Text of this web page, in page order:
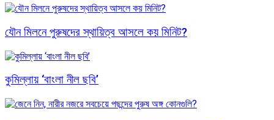
যৌন মিলনে পুরুষদের স্থায়িত্ব আসলে কয় মিনিট?
কুমিল্লায় ‘বাংলা নীল ছবি’